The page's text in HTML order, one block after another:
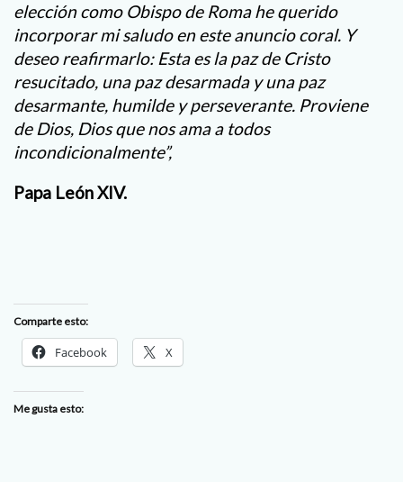
elección como Obispo de Roma he querido
incorporar mi saludo en este anuncio coral. Y
deseo reafirmarlo: Esta es la paz de Cristo
resucitado, una paz desarmada y una paz
desarmante, humilde y perseverante. Proviene
de Dios, Dios que nos ama a todos
incondicionalmente”,
Papa León XIV.
Comparte esto:
Facebook X
Me gusta esto: